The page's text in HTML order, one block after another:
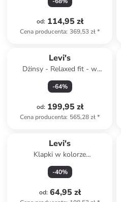
od: 114,95 zł
Cena producenta: 369,53 zł*
Levi's
Dżinsy - Relaxed fit - w
kolorze błękitnym
-64%
od: 199,95 zł
Cena producenta: 565,28 zł*
Levi's
Klapki w kolorze
jasnoróżowo-błękitnym
-40%
od: 64,95 zł